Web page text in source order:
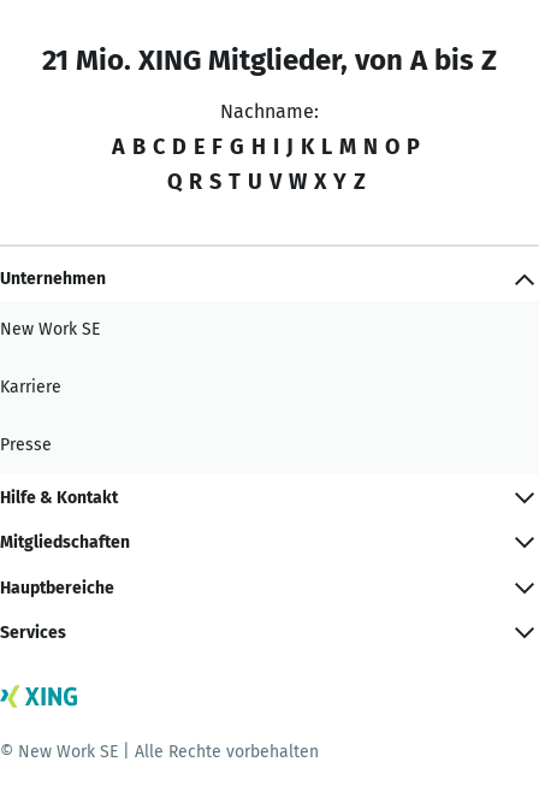
21 Mio. XING Mitglieder, von A bis Z
Nachname:
A B C D E F G H I J K L M N O P
Q R S T U V W X Y Z
Unternehmen
New Work SE
Karriere
Presse
Hilfe & Kontakt
Mitgliedschaften
Hauptbereiche
Services
© New Work SE | Alle Rechte vorbehalten